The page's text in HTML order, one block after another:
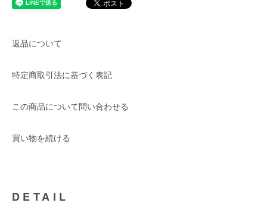
返品について
特定商取引法に基づく表記
この商品について問い合わせる
買い物を続ける
DETAIL